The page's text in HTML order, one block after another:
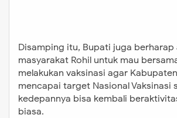
Disamping itu, Bupati juga berharap
masyarakat Rohil untuk mau
melakukan vaksinasi agar
mencapai target Nasional Vaksinasi
kedepannya bisa kembali
biasa.